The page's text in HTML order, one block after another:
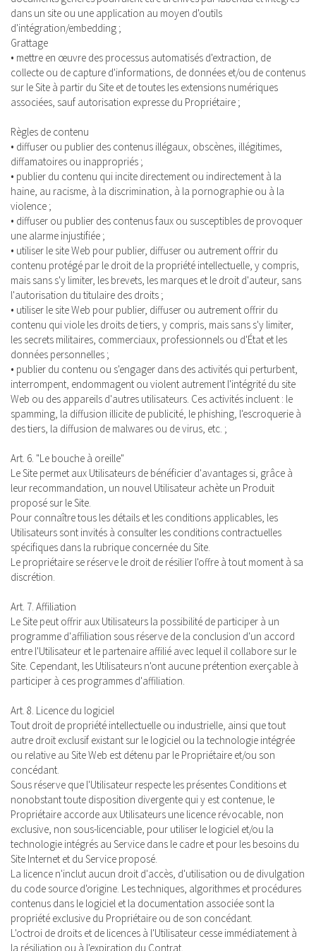
dans un site ou une application au moyen d'outils
d'intégration/embedding ;
Grattage
• mettre en œuvre des processus automatisés d'extraction, de
collecte ou de capture d'informations, de données et/ou de contenus
sur le Site à partir du Site et de toutes les extensions numériques
associées, sauf autorisation expresse du Propriétaire ;
Règles de contenu
• diffuser ou publier des contenus illégaux, obscènes, illégitimes,
diffamatoires ou inappropriés ;
• publier du contenu qui incite directement ou indirectement à la
haine, au racisme, à la discrimination, à la pornographie ou à la
violence ;
• diffuser ou publier des contenus faux ou susceptibles de provoquer
une alarme injustifiée ;
• utiliser le site Web pour publier, diffuser ou autrement offrir du
contenu protégé par le droit de la propriété intellectuelle, y compris,
mais sans s'y limiter, les brevets, les marques et le droit d'auteur, sans
l'autorisation du titulaire des droits ;
• utiliser le site Web pour publier, diffuser ou autrement offrir du
contenu qui viole les droits de tiers, y compris, mais sans s'y limiter,
les secrets militaires, commerciaux, professionnels ou d'État et les
données personnelles ;
• publier du contenu ou s'engager dans des activités qui perturbent,
interrompent, endommagent ou violent autrement l'intégrité du site
Web ou des appareils d'autres utilisateurs. Ces activités incluent : le
spamming, la diffusion illicite de publicité, le phishing, l'escroquerie à
des tiers, la diffusion de malwares ou de virus, etc. ;
Art. 6. "Le bouche à oreille"
Le Site permet aux Utilisateurs de bénéficier d'avantages si, grâce à
leur recommandation, un nouvel Utilisateur achète un Produit
proposé sur le Site.
Pour connaître tous les détails et les conditions applicables, les
Utilisateurs sont invités à consulter les conditions contractuelles
spécifiques dans la rubrique concernée du Site.
Le propriétaire se réserve le droit de résilier l'offre à tout moment à sa
discrétion.
Art. 7. Affiliation
Le Site peut offrir aux Utilisateurs la possibilité de participer à un
programme d'affiliation sous réserve de la conclusion d'un accord
entre l'Utilisateur et le partenaire affilié avec lequel il collabore sur le
Site. Cependant, les Utilisateurs n'ont aucune prétention exerçable à
participer à ces programmes d'affiliation.
Art. 8. Licence du logiciel
Tout droit de propriété intellectuelle ou industrielle, ainsi que tout
autre droit exclusif existant sur le logiciel ou la technologie intégrée
ou relative au Site Web est détenu par le Propriétaire et/ou son
concédant.
Sous réserve que l'Utilisateur respecte les présentes Conditions et
nonobstant toute disposition divergente qui y est contenue, le
Propriétaire accorde aux Utilisateurs une licence révocable, non
exclusive, non sous-licenciable, pour utiliser le logiciel et/ou la
technologie intégrés au Service dans le cadre et pour les besoins du
Site Internet et du Service proposé.
La licence n'inclut aucun droit d'accès, d'utilisation ou de divulgation
du code source d'origine. Les techniques, algorithmes et procédures
contenus dans le logiciel et la documentation associée sont la
propriété exclusive du Propriétaire ou de son concédant.
L'octroi de droits et de licences à l'Utilisateur cesse immédiatement à
la résiliation ou à l'expiration du Contrat.